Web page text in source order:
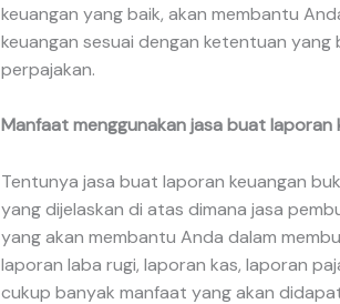
keuangan yang baik, akan membantu
keuangan sesuai dengan ketentuan
perpajakan.
Manfaat menggunakan jasa buat laporan
Tentunya jasa buat laporan keuangan
yang dijelaskan di atas dimana jasa
yang akan membantu Anda dalam
laporan laba rugi, laporan kas, laporan
cukup banyak manfaat yang akan